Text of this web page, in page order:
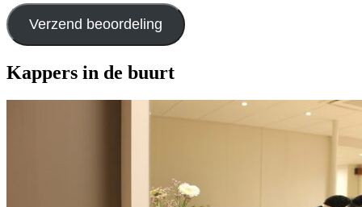
Verzend beoordeling
Kappers in de buurt